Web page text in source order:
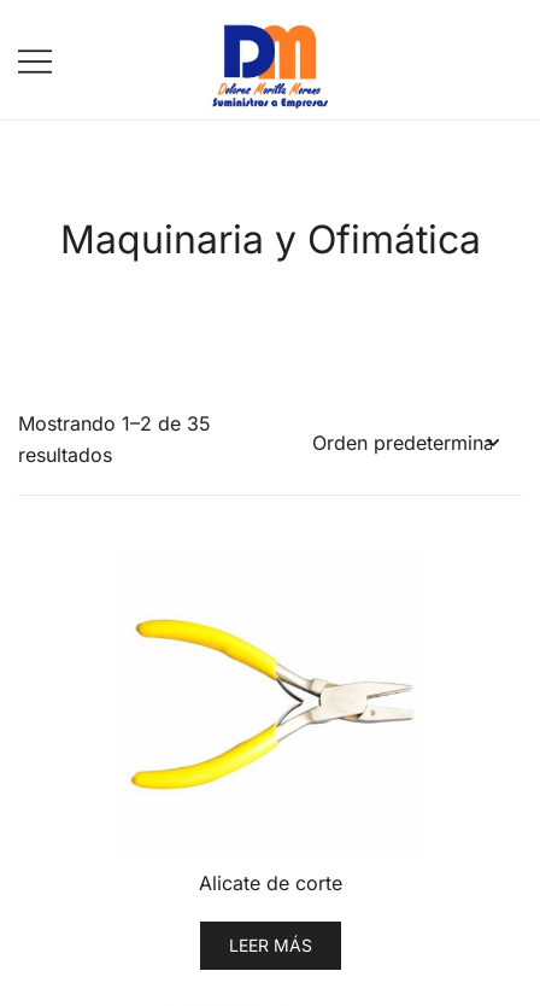
contenido
Maquinaria y Ofimática
Mostrando 1–2 de 35
resultados
Alicate de corte
LEER MÁS